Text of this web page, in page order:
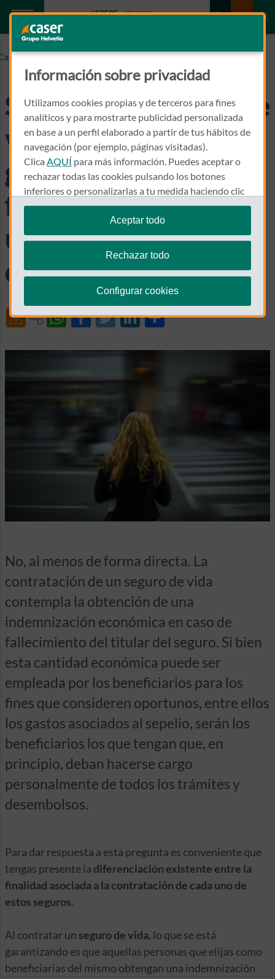
Si tengo un seguro de vida, ¿cubre los gastos de
Si tengo un seguro de
vida, ¿cubre los
gastos de
fallecimiento como
un seguro de
decesos?
Share
No, al menos de forma directa. La
contratación de un seguro de vida
contempla la obtención de una
indemnización económica en caso de
fallecimiento del titular del seguro. Si bien
esta cantidad económica puede ser
empleada por los beneficiarios para los
fines que consideren oportunos, entre ellos
los gastos asociados al sepelio, serán los
beneficiarios los que tengan que, en
principio, deban hacerse cargo
personalmente de todos los trámites y
desembolsos.
Para dar respuesta a esta pregunta es conveniente que
tengas presente la diferenciación existente entre la
finalidad asociada a la contratación de cada uno de
estos seguros.
Al contratar un seguro de vida, lo que se está
garantizando es que aquellas personas que elijas como
beneficiarias del mismo obtengan una indemnización
Información sobre privacidad
Utilizamos cookies propias y de terceros para fines
analíticos y para mostrarte publicidad personalizada
en base a un perfil elaborado a partir de tus hábitos de
navegación (por ejemplo, páginas visitadas).
Clica AQUÍ para más información. Puedes aceptar o
rechazar todas las cookies pulsando los botones
inferiores o personalizarlas a tu medida haciendo clic
en"configurar cookies".
Te recordamos que puedes modificar tus ajustes de
cookies en cualquier momento en la sección
Aceptar todo
Rechazar todo
Configurar cookies